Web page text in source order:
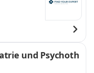
und Psychoth